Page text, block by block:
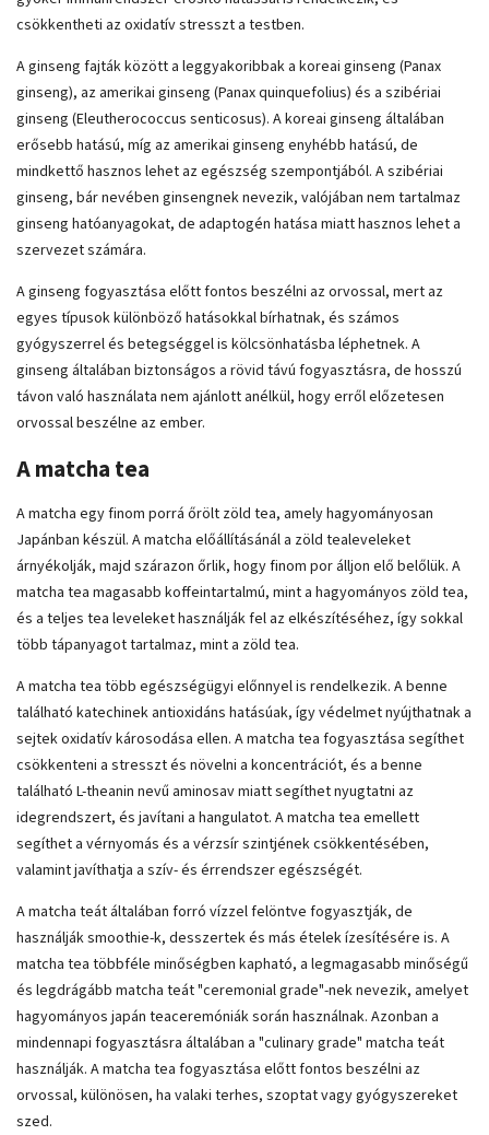
csökkentheti az oxidatív stresszt a testben.
A ginseng fajták között a leggyakoribbak a koreai ginseng (Panax
ginseng), az amerikai ginseng (Panax quinquefolius) és a szibériai
ginseng (Eleutherococcus senticosus). A koreai ginseng általában
erősebb hatású, míg az amerikai ginseng enyhébb hatású, de
mindkettő hasznos lehet az egészség szempontjából. A szibériai
ginseng, bár nevében ginsengnek nevezik, valójában nem tartalmaz
ginseng hatóanyagokat, de adaptogén hatása miatt hasznos lehet a
szervezet számára.
A ginseng fogyasztása előtt fontos beszélni az orvossal, mert az
egyes típusok különböző hatásokkal bírhatnak, és számos
gyógyszerrel és betegséggel is kölcsönhatásba léphetnek. A
ginseng általában biztonságos a rövid távú fogyasztásra, de hosszú
távon való használata nem ajánlott anélkül, hogy erről előzetesen
orvossal beszélne az ember.
A matcha tea
A matcha egy finom porrá őrölt zöld tea, amely hagyományosan
Japánban készül. A matcha előállításánál a zöld tealeveleket
árnyékolják, majd szárazon őrlik, hogy finom por álljon elő belőlük. A
matcha tea magasabb koffeintartalmú, mint a hagyományos zöld tea,
és a teljes tea leveleket használják fel az elkészítéséhez, így sokkal
több tápanyagot tartalmaz, mint a zöld tea.
A matcha tea több egészségügyi előnnyel is rendelkezik. A benne
található katechinek antioxidáns hatásúak, így védelmet nyújthatnak a
sejtek oxidatív károsodása ellen. A matcha tea fogyasztása segíthet
csökkenteni a stresszt és növelni a koncentrációt, és a benne
található L-theanin nevű aminosav miatt segíthet nyugtatni az
idegrendszert, és javítani a hangulatot. A matcha tea emellett
segíthet a vérnyomás és a vérzsír szintjének csökkentésében,
valamint javíthatja a szív- és érrendszer egészségét.
A matcha teát általában forró vízzel felöntve fogyasztják, de
használják smoothie-k, desszertek és más ételek ízesítésére is. A
matcha tea többféle minőségben kapható, a legmagasabb minőségű
és legdrágább matcha teát "ceremonial grade"-nek nevezik, amelyet
hagyományos japán teaceremóniák során használnak. Azonban a
mindennapi fogyasztásra általában a "culinary grade" matcha teát
használják. A matcha tea fogyasztása előtt fontos beszélni az
orvossal, különösen, ha valaki terhes, szoptat vagy gyógyszereket
szed.